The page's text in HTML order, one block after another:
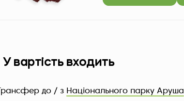
У вартість входить
Трансфер до / з Національного парку Аруша